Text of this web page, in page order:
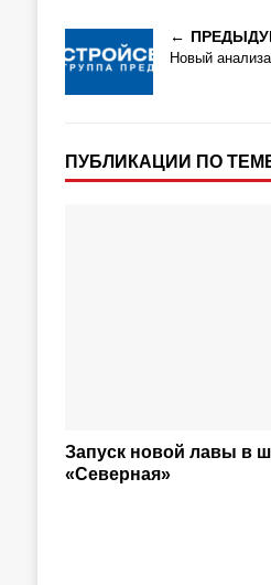
Новый
ПУБЛИКАЦИИ ПО
Запуск новой лавы в
«Северная»